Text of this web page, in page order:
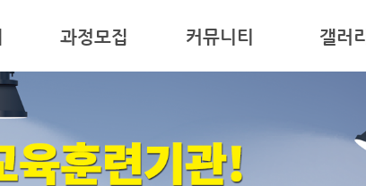
과정모집
심폐소생술
커뮤니티
자료실
구인/구직
갤러리